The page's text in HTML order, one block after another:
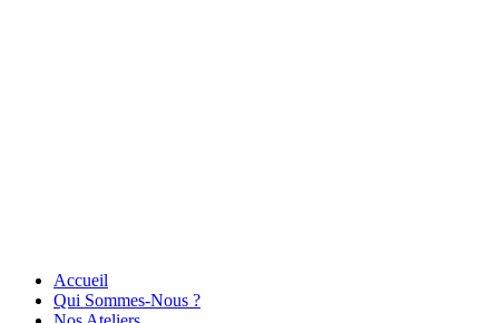
Accueil
Qui Sommes-Nous ?